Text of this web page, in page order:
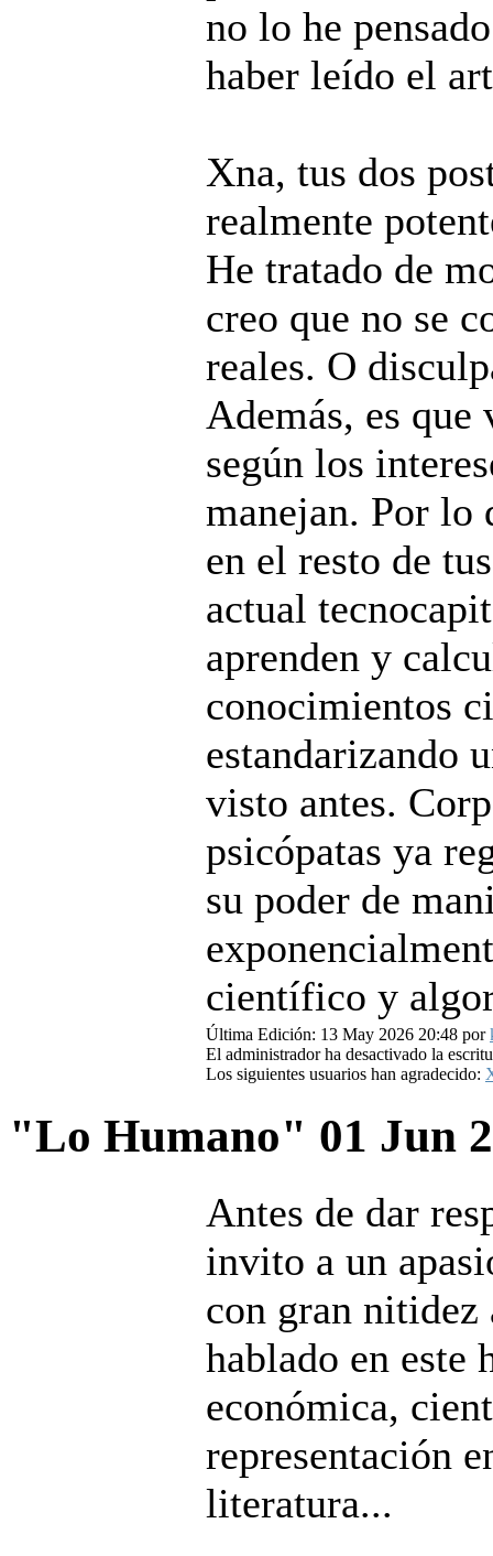
no lo he
haber leído el
Xna, tus dos
realmente
He tratado de
creo que no se
reales. O
Además, es
según los
manejan. Por lo
en el resto de
actual
aprenden y
conocimientos
estandarizando
visto antes.
psicópatas ya
su poder de
científico y
Última Edición: 13 May 2026 20:48 por
El administrador ha desactivado la
Los siguientes usuarios han agradecido:
"Lo Humano" 01 Jun
Antes de dar
invito a un
con gran nitidez
hablado en
económica,
representación
literatura...